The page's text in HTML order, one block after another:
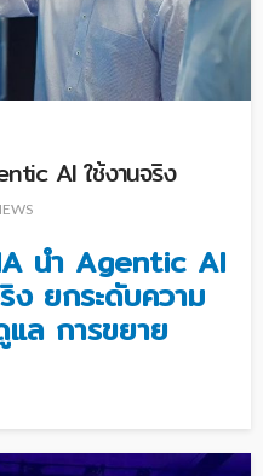
AI ใช้งานจริง
นำ Agentic AI
ง ยกระดับความ
ล การขยาย